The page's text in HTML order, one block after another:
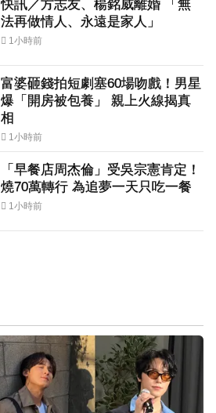
快訊／方志友、楊銘威離婚 「無
法再做情人、永遠是家人」
1小時前
富婆砸錢拍短劇塞60場吻戲！男星
爆「開房被包養」 親上火線揭真
相
1小時前
「早餐店周杰倫」受吳宗憲肯定！
燒70萬轉行 為追夢一天只吃一餐
1小時前